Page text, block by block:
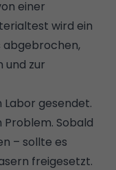
einer
wird ein
abgebrochen,
und zur
gesendet.
Problem. Sobald
– sollte es
freigesetzt.